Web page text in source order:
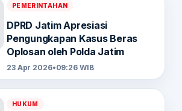
PEMERINTAHAN
DPRD Jatim Apresiasi
Pengungkapan Kasus Beras
Oplosan oleh Polda Jatim
23 Apr 2026•09:26 WIB
HUKUM